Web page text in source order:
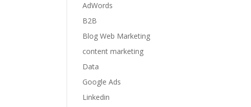
AdWords
B2B
Blog Web Marketing
content marketing
Data
Google Ads
Linkedin